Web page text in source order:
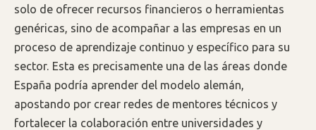
solo de ofrecer recursos financieros o herramientas
genéricas, sino de acompañar a las empresas en un
proceso de aprendizaje continuo y específico para su
sector. Esta es precisamente una de las áreas donde
España podría aprender del modelo alemán,
apostando por crear redes de mentores técnicos y
fortalecer la colaboración entre universidades y